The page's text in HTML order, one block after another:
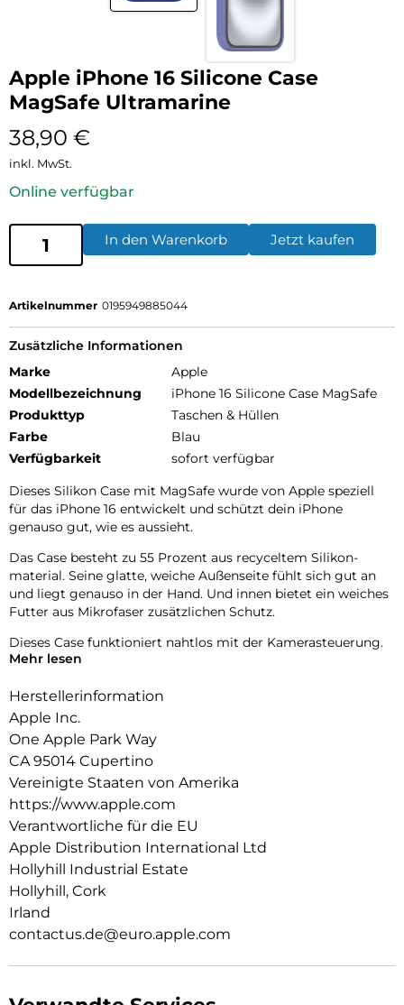
Apple iPhone 16 Silicone Case
MagSafe Ultramarine
38,90 €
inkl. MwSt.
Online verfügbar
In den Warenkorb Jetzt kaufen
Artikelnummer 0195949885044
Zusätzliche Informationen
Marke
Apple
Modellbezeichnung
iPhone 16 Silicone Case MagSafe
Produkttyp
Taschen & Hüllen
Farbe
Blau
Verfügbarkeit
sofort verfügbar
Dieses Silikon Case mit MagSafe wurde von Apple speziell
für das iPhone 16 entwickelt und schützt dein iPhone
genauso gut, wie es aussieht.
Das Case besteht zu 55 Prozent aus recyceltem Silikon­
material. Seine glatte, weiche Außenseite fühlt sich gut an
und liegt genauso in der Hand. Und innen bietet ein weiches
Futter aus Mikrofaser zusätzlichen Schutz.
Dieses Case funktioniert nahtlos mit der Kamerasteuerung.
Es kommt mit Saphirglas mit einer leitenden Schicht, die die
überträgt.
Mit integrierten Magneten, die sich perfekt am iPhone 16
ausrichten, hält das Case ganz einfach und sorgt für
schnelleres kabel­loses Laden. Lass dein iPhone beim Laden
einfach im Case und docke dein MagSafe Ladegerät an oder
leg es auf dein Qi2 oder Qi zertifiziertes Ladegerät.
Wie jedes von Apple entwickelte Case durchläuft es im Laufe
des Design‑ und Fertigungs­prozesses Tausende von
Teststunden. Deshalb sieht es nicht nur großartig aus,
sondern ist auch dafür gemacht, dein iPhone vor Kratzern
und bei Stürzen zu schützen.
Mehr lesen
Herstellerinformation
Apple Inc.
One Apple Park Way
CA 95014 Cupertino
Vereinigte Staaten von Amerika
https://www.apple.com
Verantwortliche für die EU
Apple Distribution International Ltd
Hollyhill Industrial Estate
Hollyhill, Cork
Irland
contactus.de@euro.apple.com